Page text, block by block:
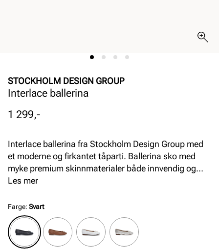
STOCKHOLM DESIGN GROUP
Interlace ballerina
Pris
1 299,-
Interlace ballerina fra Stockholm Design Group med
et moderne og firkantet tåparti. Ballerina sko med
myke premium skinnmaterialer både innvendig og
utvendig, som sammen med en komfortabel og
Les mer
Farge: Svart